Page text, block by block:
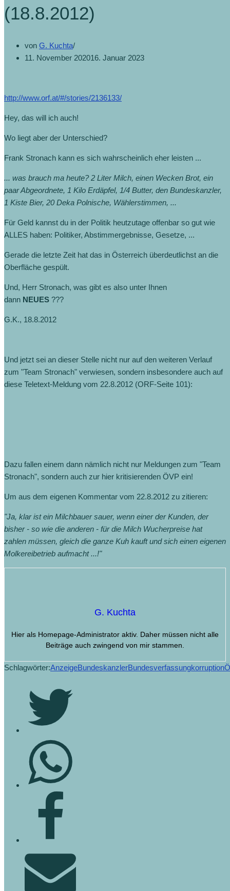
(18.8.2012)
von G. Kuchta
11. November 202016. Januar 2023
http://www.orf.at/#/stories/2136133/
Hey, das will ich auch!
Wo liegt aber der Unterschied?
Frank Stronach kann es sich wahrscheinlich eher leisten ...
... was brauch ma heute? 2 Liter Milch, einen Wecken Brot, ein
paar Abgeordnete, 1 Kilo Erdäpfel, 1/4 Butter, den Bundeskanzler,
1 Kiste Bier, 20 Deka Polnische, Wählerstimmen, ...
Für Geld kannst du in der Politik heutzutage offenbar so gut wie
ALLES haben: Politiker, Abstimmergebnisse, Gesetze, ...
Gerade die letzte Zeit hat das in Österreich überdeutlichst an die
Oberfläche gespült.
Und, Herr Stronach, was gibt es also unter Ihnen
dann NEUES ???
G.K., 18.8.2012
Und jetzt sei an dieser Stelle nicht nur auf den weiteren Verlauf
zum "Team Stronach" verwiesen, sondern insbesondere auch auf
diese Teletext-Meldung vom 22.8.2012 (ORF-Seite 101):
Dazu fallen einem dann nämlich nicht nur Meldungen zum "Team
Stronach", sondern auch zur hier kritisierenden ÖVP ein!
Um aus dem eigenen Kommentar vom 22.8.2012 zu zitieren:
"Ja, klar ist ein Milchbauer sauer, wenn einer der Kunden, der
bisher - so wie die anderen - für die Milch Wucherpreise hat
zahlen müssen, gleich die ganze Kuh kauft und sich einen eigenen
Molkereibetrieb aufmacht ...!"
G. Kuchta
Hier als Homepage-Administrator aktiv. Daher müssen nicht alle
Beiträge auch zwingend von mir stammen.
Schlagwörter:AnzeigeBundeskanzlerBundesverfassungkorruption